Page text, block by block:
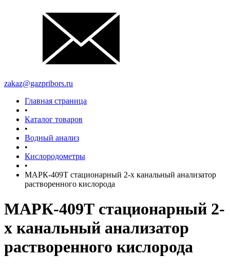
zakaz@gazpribors.ru
Главная страница
•
Каталог товаров
•
Водный анализ
•
Кислородометры
•
МАРК-409Т стационарный 2-х канальный анализатор
растворенного кислорода
МАРК-409Т стационарный 2-
х канальный анализатор
растворенного кислорода